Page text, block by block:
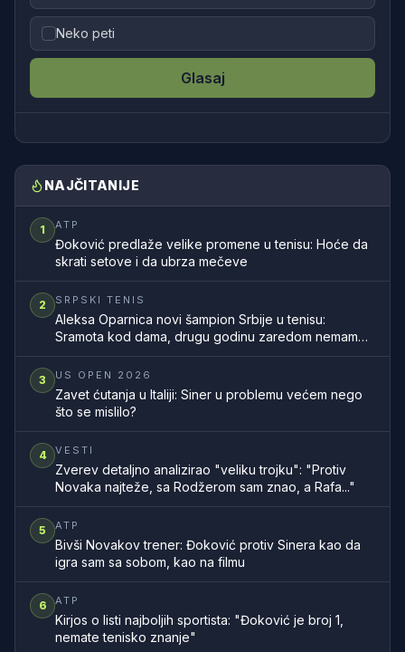
Neko peti
Glasaj
NAJČITANIJE
1 ATP
Đoković predlaže velike promene u tenisu: Hoće da
skrati setove i da ubrza mečeve
2 SRPSKI TENIS
Aleksa Oparnica novi šampion Srbije u tenisu:
Sramota kod dama, drugu godinu zaredom nemamo
3 US OPEN 2026
Zavet ćutanja u Italiji: Siner u problemu većem nego
što se mislilo?
4 VESTI
Zverev detaljno analizirao "veliku trojku": "Protiv
Novaka najteže, sa Rodžerom sam znao, a Rafa..."
5 ATP
Bivši Novakov trener: Đoković protiv Sinera kao da
igra sam sa sobom, kao na filmu
6 ATP
Kirjos o listi najboljih sportista: "Đoković je broj 1,
nemate tenisko znanje"